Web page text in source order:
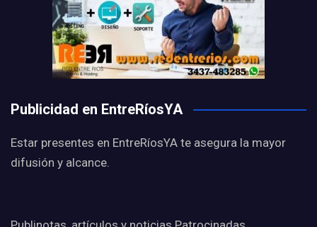
Publicidad en EntreRíosYA
Estar presentes en EntreRíosYA te asegura la mayor
difusión y alcance.